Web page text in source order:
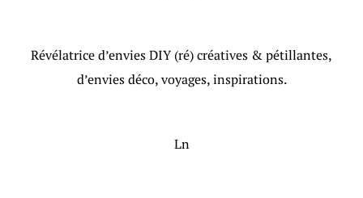
Révélatrice d’envies DIY (ré) créatives & pétillantes,
d’envies déco, voyages, inspirations.
Ln